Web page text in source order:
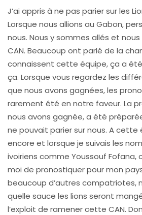
J’ai appris à ne pas parier sur les
Lorsque nous allions au Gabon,
nous. Nous y sommes allés et
CAN. Beaucoup ont parlé de la
connaissent cette équipe, ça a
ça. Lorsque vous regardez les
que nous avons gagnées, les
rarement été en notre faveur. La
nous avons gagnée, a été
ne pouvait parier sur nous. A cette
encore et lorsque je suivais les
ivoiriens comme Youssouf Fofana,
moi de pronostiquer pour mon
beaucoup d’autres compatriotes,
quelle sauce les lions seront
l’exploit de ramener cette CAN.